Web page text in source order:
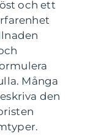
och ett
Många
den